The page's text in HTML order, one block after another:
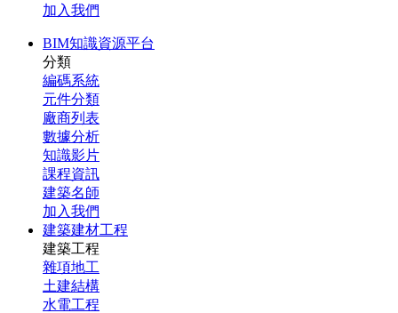
加入我們
BIM知識資源平台
分類
編碼系統
元件分類
廠商列表
數據分析
知識影片
課程資訊
建築名師
加入我們
建築建材工程
建築工程
雜項地工
土建結構
水電工程